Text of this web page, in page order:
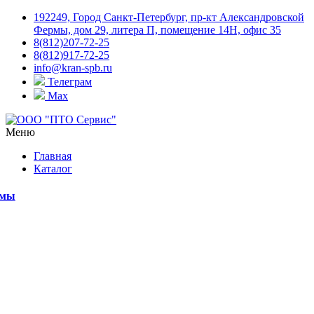
192249, Город Санкт-Петербург, пр-кт Александровской
Фермы, дом 29, литера П, помещение 14Н, офис 35
8(812)207-72-25
8(812)917-72-25
info@kran-spb.ru
Телеграм
Max
Меню
Главная
Каталог